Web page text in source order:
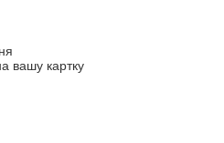
вашу картку